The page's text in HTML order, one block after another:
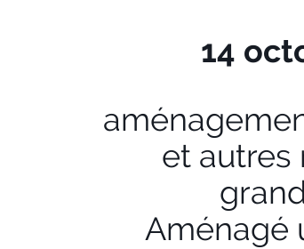
14
et autres
Aménagé